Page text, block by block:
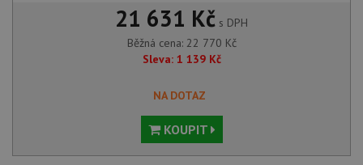
21 631 Kč s DPH
Běžná cena: 22 770 Kč
Sleva: 1 139 Kč
NA DOTAZ
KOUPIT